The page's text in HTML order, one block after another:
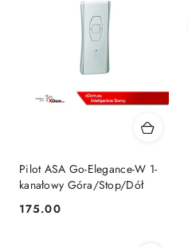
Pilot ASA Go-Elegance-W 1-
kanałowy Góra/Stop/Dół
Cena:
175.00